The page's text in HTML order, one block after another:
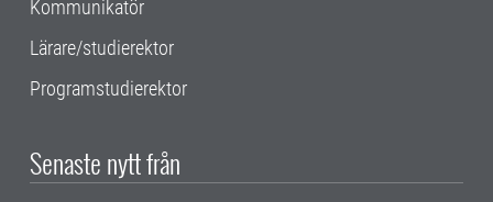
Kommunikatör
Lärare/studierektor
Programstudierektor
Senaste nytt från